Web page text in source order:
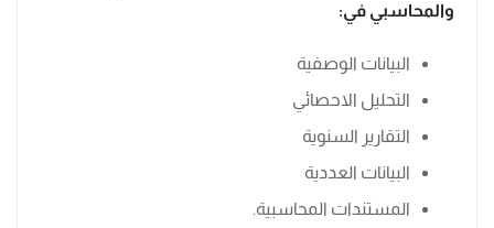
والمحاسبي في:
البيانات الوصفية
التحليل الاحصائي
التقارير السنوية
البيانات العددية
المستندات المحاسبية.